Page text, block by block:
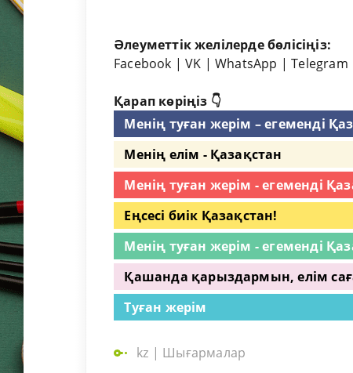
Әлеуметтік желілерде бөлісіңіз:
Facebook |VK |WhatsApp |Telegram
Қарап көріңіз 👇
Менің туған жерім – егеменді
Менің елім - Қазақстан
Менің туған жерім - егеменді
Еңсесі биік Қазақстан!
Менің туған жерім - егеменді
Қашанда қарыздармын, елім
Туған жерім
kz | Шығармалар